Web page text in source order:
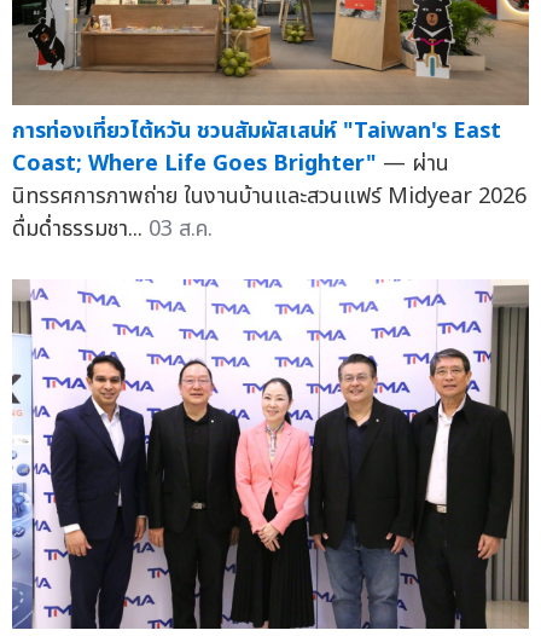
การท่องเที่ยวไต้หวัน ชวนสัมผัสเสน่ห์ "Taiwan's East
Coast; Where Life Goes Brighter" — ผ่าน
นิทรรศการภาพถ่าย ในงานบ้านและสวนแฟร์ Midyear 2026
ดื่มด่ำธรรมชา... 03 ส.ค.